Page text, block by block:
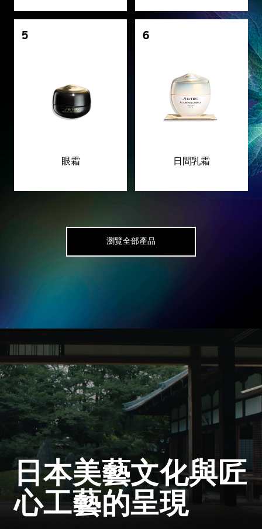
5
眼霜
6
日間乳霜
瀏覽全部產品
日本美藝文化與匠
心工藝的呈現